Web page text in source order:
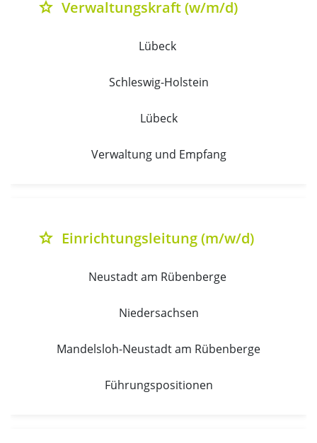
grade Verwaltungskraft (w/m/d)
Lübeck
Schleswig-Holstein
Lübeck
Verwaltung und Empfang
grade Einrichtungsleitung (m/w/d)
Neustadt am Rübenberge
Niedersachsen
Mandelsloh-Neustadt am Rübenberge
Führungspositionen